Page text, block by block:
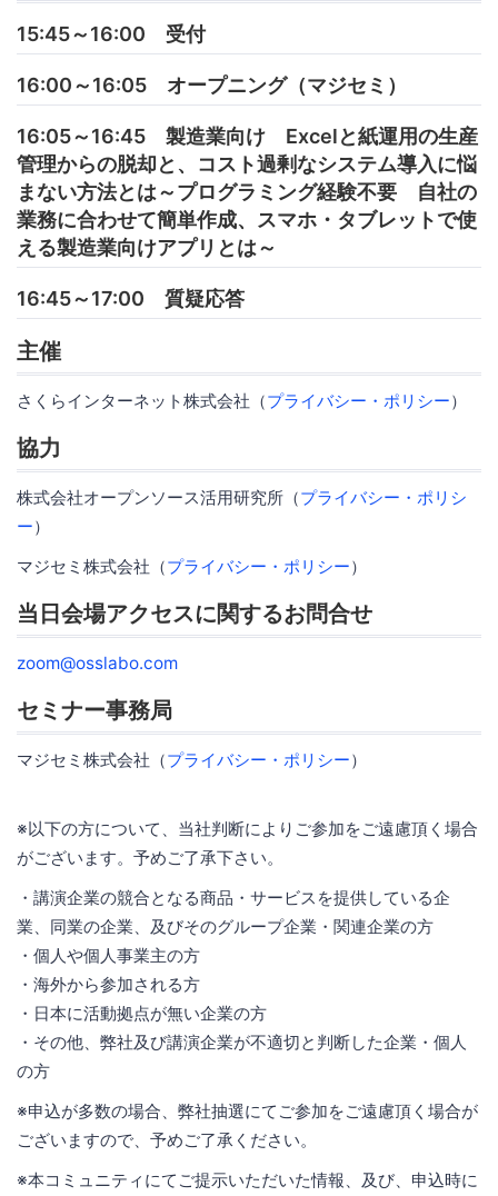
15:45～16:00 受付
16:00～16:05 オープニング（マジセミ）
16:05～16:45 製造業向け Excelと紙運用の生産
管理からの脱却と、コスト過剰なシステム導入に悩
まない方法とは～プログラミング経験不要 自社の
業務に合わせて簡単作成、スマホ・タブレットで使
える製造業向けアプリとは～
16:45～17:00 質疑応答
主催
さくらインターネット株式会社（プライバシー・ポリシー）
協力
株式会社オープンソース活用研究所（プライバシー・ポリシ
ー）
マジセミ株式会社（プライバシー・ポリシー）
当日会場アクセスに関するお問合せ
zoom@osslabo.com
セミナー事務局
マジセミ株式会社（プライバシー・ポリシー）
※以下の方について、当社判断によりご参加をご遠慮頂く場合
がございます。予めご了承下さい。
・講演企業の競合となる商品・サービスを提供している企
業、同業の企業、及びそのグループ企業・関連企業の方
・個人や個人事業主の方
・海外から参加される方
・日本に活動拠点が無い企業の方
・その他、弊社及び講演企業が不適切と判断した企業・個人
の方
※申込が多数の場合、弊社抽選にてご参加をご遠慮頂く場合が
ございますので、予めご了承ください。
※本コミュニティにてご提示いただいた情報、及び、申込時に